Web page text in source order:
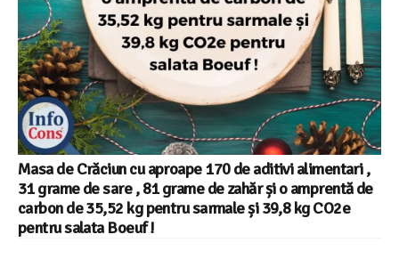
Masa de Crăciun cu aproape 170 de aditivi alimentari ,
31 grame de sare , 81 grame de zahăr și o amprentă de
carbon de 35,52 kg pentru sarmale și 39,8 kg CO2e
pentru salata Boeuf !